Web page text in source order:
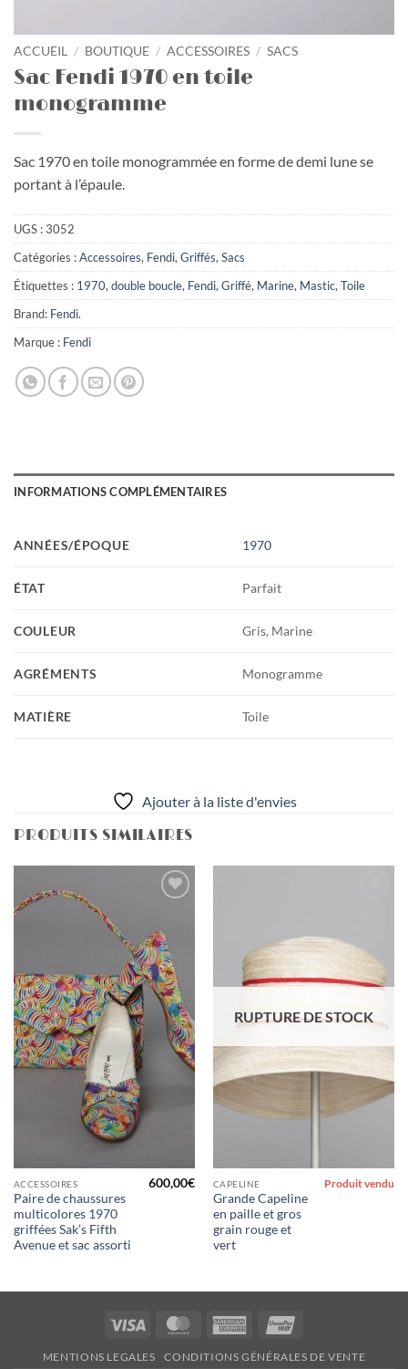
ACCUEIL / BOUTIQUE / ACCESSOIRES / SACS
Sac Fendi 1970 en toile
monogramme
Sac 1970 en toile monogrammée en forme de demi lune se
portant à l’épaule.
UGS :3052
Catégories :Accessoires, Fendi, Griffés, Sacs
Étiquettes : 1970, double boucle, Fendi, Griffé, Marine, Mastic, Toile
Brand: Fendi.
Marque : Fendi
INFORMATIONS COMPLÉMENTAIRES
ANNÉES/ÉPOQUE 1970
ÉTAT Parfait
COULEUR Gris, Marine
AGRÉMENTS Monogramme
MATIÈRE Toile
Ajouter à la liste d'envies
PRODUITS SIMILAIRES
d'envies
ACCESSOIRES
Paire de chaussures
multicolores 1970
griffées Sak’s Fifth
Avenue et sac assorti
600,00€
RUPTURE DE STOCK
CAPELINE
Grande Capeline
en paille et gros
grain rouge et
vert
Produit vendu
Visa MasterCardAmerican
MENTIONS LEGALES CONDITIONS GÉNÉRALES DE VENTE